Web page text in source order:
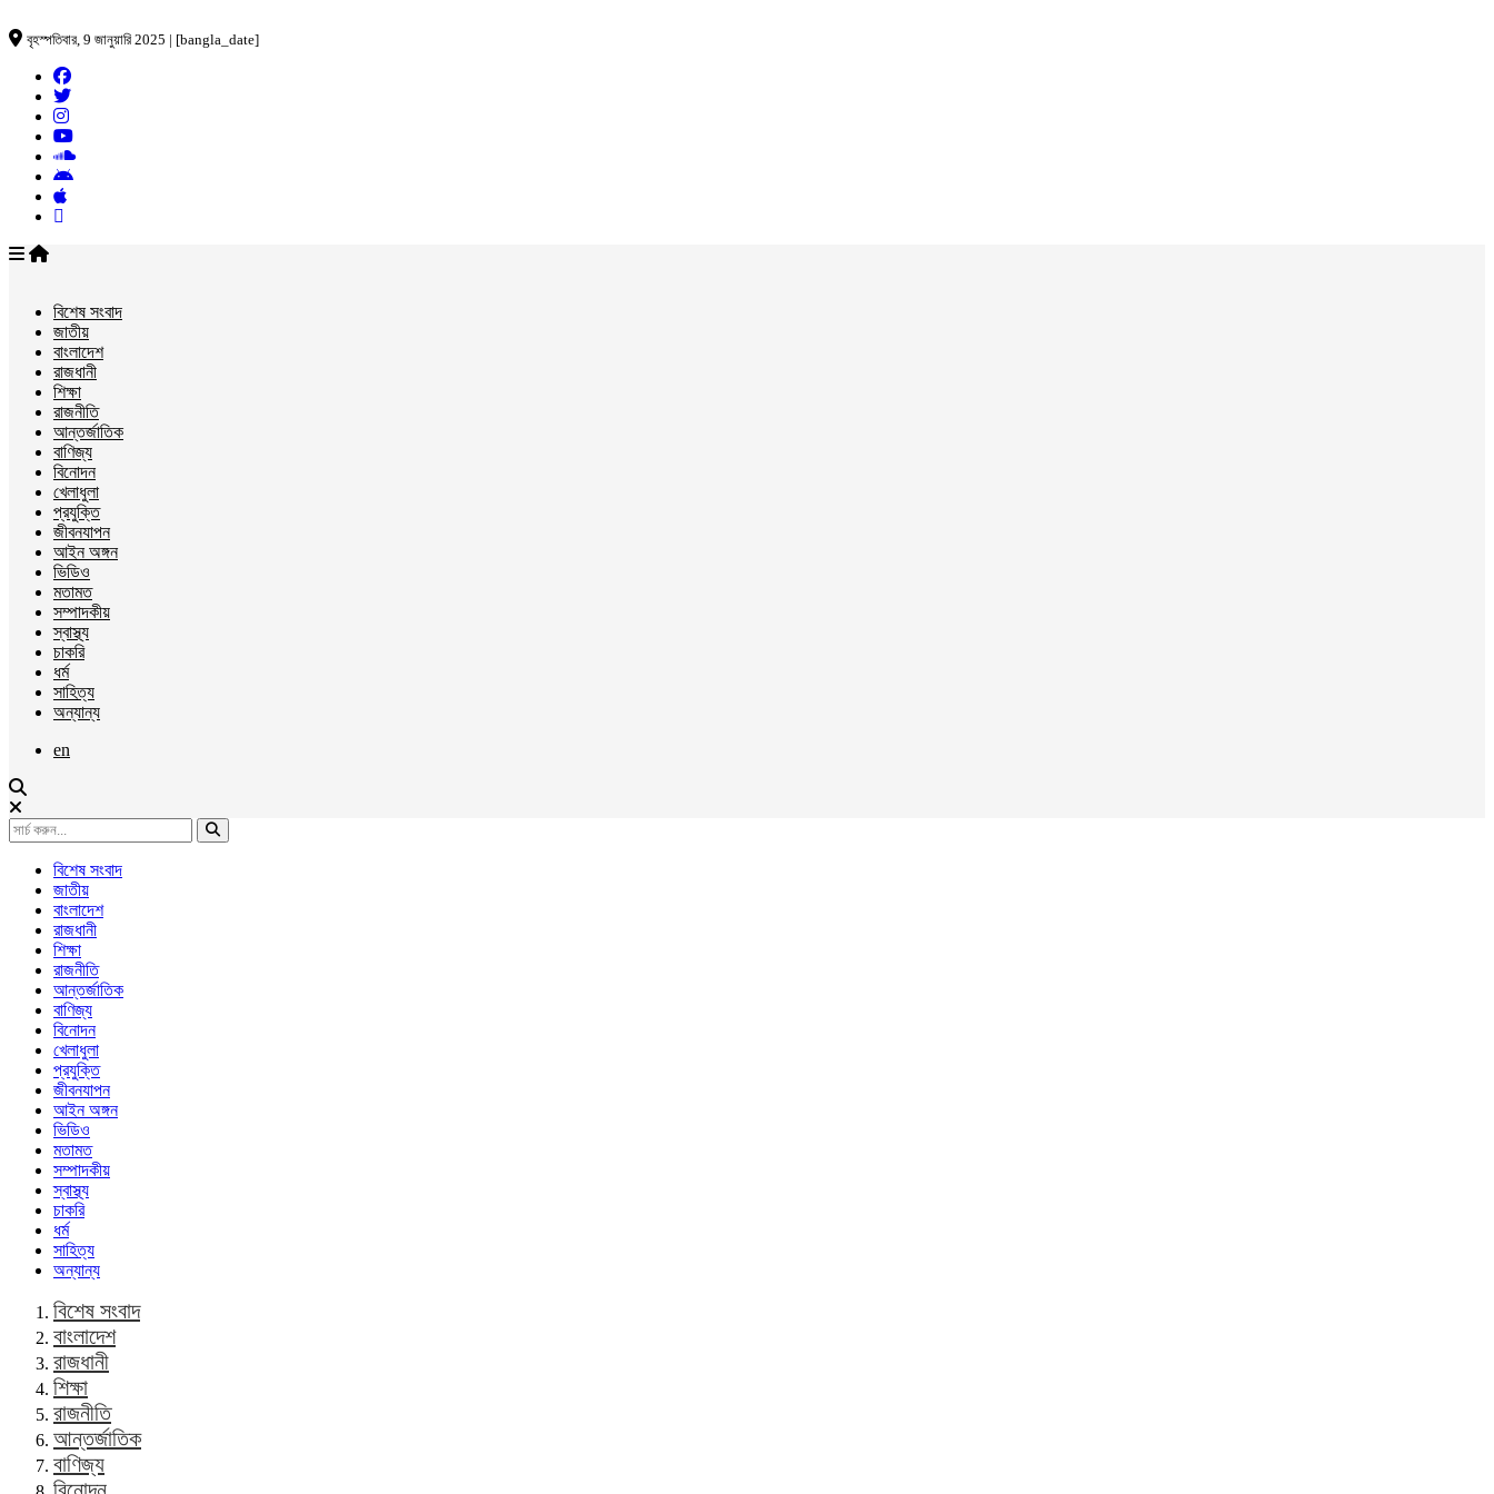
বৃহস্পতিবার, 9 জানুয়ারি 2025 | [bangla_date]
বিশেষ সংবাদ
জাতীয়
বাংলাদেশ
রাজধানী
শিক্ষা
রাজনীতি
আন্তর্জাতিক
বাণিজ্য
বিনোদন
খেলাধুলা
প্রযুক্তি
জীবনযাপন
আইন অঙ্গন
ভিডিও
মতামত
সম্পাদকীয়
স্বাস্থ্য
চাকরি
ধর্ম
সাহিত্য
অন্যান্য
en
বিশেষ সংবাদ
জাতীয়
বাংলাদেশ
রাজধানী
শিক্ষা
রাজনীতি
আন্তর্জাতিক
বাণিজ্য
বিনোদন
খেলাধুলা
প্রযুক্তি
জীবনযাপন
আইন অঙ্গন
ভিডিও
মতামত
সম্পাদকীয়
স্বাস্থ্য
চাকরি
ধর্ম
সাহিত্য
অন্যান্য
বিশেষ সংবাদ
বাংলাদেশ
রাজধানী
শিক্ষা
রাজনীতি
আন্তর্জাতিক
বাণিজ্য